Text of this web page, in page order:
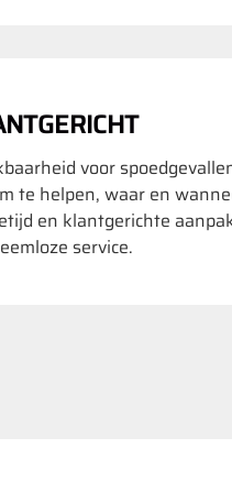
voor
te helpen, waar en
en klantgerichte
service.